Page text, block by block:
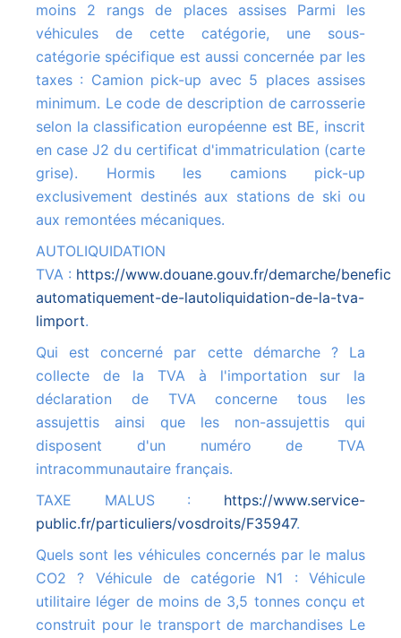
moins 2 rangs de places assises Parmi les
véhicules de cette catégorie, une sous-
catégorie spécifique est aussi concernée par les
taxes : Camion pick-up avec 5 places assises
minimum. Le code de description de carrosserie
selon la classification européenne est BE, inscrit
en case J2 du certificat d'immatriculation (carte
grise). Hormis les camions pick-up
exclusivement destinés aux stations de ski ou
aux remontées mécaniques.
AUTOLIQUIDATION
TVA : https://www.douane.gouv.fr/demarche/
automatiquement-de-lautoliquidation-de-la-tva-
limport.
Qui est concerné par cette démarche ? La
collecte de la TVA à l'importation sur la
déclaration de TVA concerne tous les
assujettis ainsi que les non-assujettis qui
disposent d'un numéro de TVA
intracommunautaire français.
TAXE MALUS : https://www.service-
public.fr/particuliers/vosdroits/F35947.
Quels sont les véhicules concernés par le malus
CO2 ? Véhicule de catégorie N1 : Véhicule
utilitaire léger de moins de 3,5 tonnes conçu et
construit pour le transport de marchandises Le